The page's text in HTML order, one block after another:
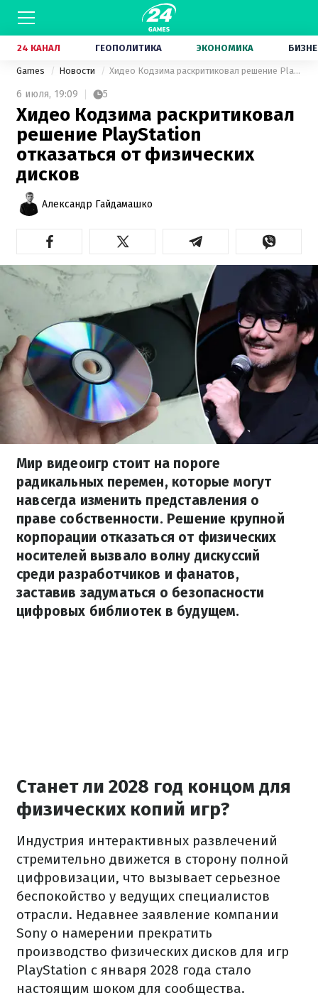
24 КАНАЛ ГЕОПОЛИТИКА ЭКОНОМИКА
Games Новости Хидео Кодзима раскритиковал решение PlayStation отказаться от физических дисков
6 июля, 19:09 5
Хидео Кодзима раскритиковал
решение PlayStation
отказаться от физических
дисков
Александр Гайдамашко
Мир видеоигр стоит на пороге
радикальных перемен, которые могут
навсегда изменить представления о
праве собственности. Решение крупной
корпорации отказаться от физических
носителей вызвало волну дискуссий
среди разработчиков и фанатов,
заставив задуматься о безопасности
цифровых библиотек в будущем.
Станет ли 2028 год концом для
физических копий игр?
Индустрия интерактивных развлечений
стремительно движется в сторону полной
цифровизации, что вызывает серьезное
беспокойство у ведущих специалистов
отрасли. Недавнее заявление компании
Sony о намерении прекратить
производство физических дисков для игр
PlayStation с января 2028 года стало
настоящим шоком для сообщества.